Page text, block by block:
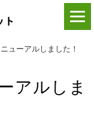
ューアルしました！
アルしま